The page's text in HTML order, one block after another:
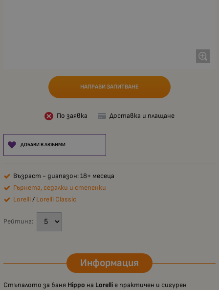
НАПРАВИ ЗАПИТВАНЕ
По заявка Доставка и плащане
ДОБАВИ В ЛЮБИМИ
Възраст - диапазон: 18+ месеца
Гърнета, седалки и степенки
Lorelli/ Lorelli Classic
Рейтинг:
Информация
Стъпалото за баня Hippo на Lorelli е практичен и сигурен